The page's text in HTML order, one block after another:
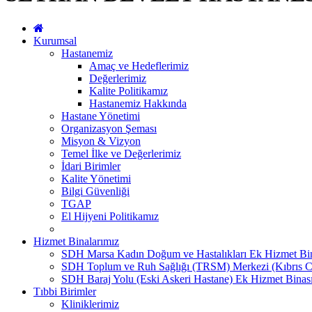
Kurumsal
Hastanemiz
Amaç ve Hedeflerimiz
Değerlerimiz
Kalite Politikamız
Hastanemiz Hakkında
Hastane Yönetimi
Organizasyon Şeması
Misyon & Vizyon
Temel İlke ve Değerlerimiz
İdari Birimler
Kalite Yönetimi
Bilgi Güvenliği
TGAP
El Hijyeni Politikamız
Hizmet Binalarımız
SDH Marsa Kadın Doğum ve Hastalıkları Ek Hizmet
SDH Toplum ve Ruh Sağlığı (TRSM) Merkezi (Kıbrıs
SDH Baraj Yolu (Eski Askeri Hastane) Ek Hizmet Binası
Tıbbi Birimler
Kliniklerimiz